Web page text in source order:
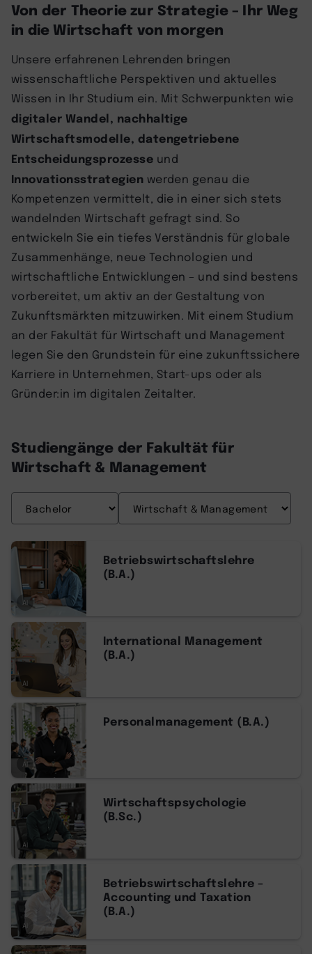
Von der Theorie zur Strategie – Ihr Weg
in die Wirtschaft von morgen
Unsere erfahrenen Lehrenden bringen
wissenschaftliche Perspektiven und aktuelles
Wissen in Ihr Studium ein. Mit Schwerpunkten wie
digitaler Wandel, nachhaltige
Wirtschaftsmodelle, datengetriebene
Entscheidungsprozesse und
Innovationsstrategien werden genau die
Kompetenzen vermittelt, die in einer sich stets
wandelnden Wirtschaft gefragt sind. So
entwickeln Sie ein tiefes Verständnis für globale
Zusammenhänge, neue Technologien und
wirtschaftliche Entwicklungen – und sind bestens
vorbereitet, um aktiv an der Gestaltung von
Zukunftsmärkten mitzuwirken. Mit einem Studium
an der Fakultät für Wirtschaft und Management
legen Sie den Grundstein für eine zukunftssichere
Karriere in Unternehmen, Start-ups oder als
Gründer:in im digitalen Zeitalter.
Studiengänge der Fakultät für
Wirtschaft & Management
AI
Betriebswirtschaftslehre
(B.A.)
AI
International Management
(B.A.)
AI
Personalmanagement (B.A.)
AI
Wirtschaftspsychologie
(B.Sc.)
AI
Betriebswirtschaftslehre –
Accounting und Taxation
(B.A.)